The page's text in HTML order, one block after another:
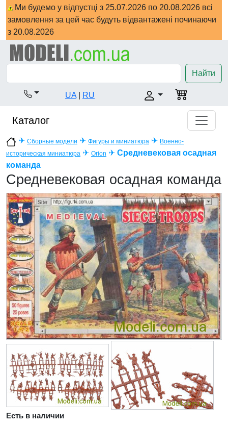
Ми будемо у відпустці з 25.07.2026 по 20.08.2026 всі
замовлення за цей час будуть відвантажені починаючи
з 20.08.2026
Найти
UA RU
Каталог
✈ Сборные модели ✈ Фигуры и миниатюра ✈ Военно-
историческая миниатюра ✈ Orion ✈ Средневековая осадная
команда
Средневековая осадная команда
Есть в наличии